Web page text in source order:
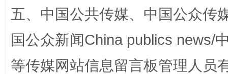
五、中国公共传媒、中国公众传
国公众新闻China publics news/
等传媒网站信息留言板管理人员